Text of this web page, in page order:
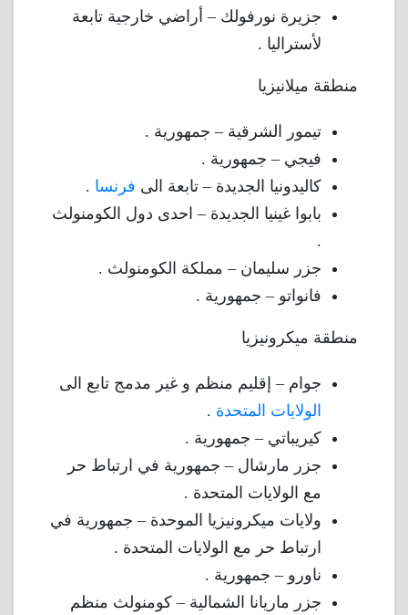
جزيرة نورفولك – أراضي خارجية تابعة
لأستراليا .
منطقة ميلانيزيا
تيمور الشرقية – جمهورية .
فيجي – جمهورية .
كاليدونيا الجديدة – تابعة الى فرنسا .
بابوا غينيا الجديدة – احدى دول الكومنولث
.
جزر سليمان – مملكة الكومنولث .
فانواتو – جمهورية .
منطقة ميكرونيزيا
جوام – إقليم منظم و غير مدمج تابع الى
الولايات المتحدة .
كيريباتي – جمهورية .
جزر مارشال – جمهورية في ارتباط حر
مع الولايات المتحدة .
ولايات ميكرونيزيا الموحدة – جمهورية في
ارتباط حر مع الولايات المتحدة .
ناورو – جمهورية .
جزر ماريانا الشمالية – كومنولث منظم